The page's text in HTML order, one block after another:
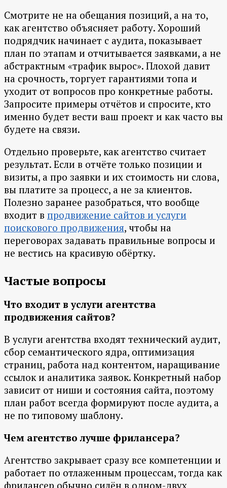
Смотрите не на обещания позиций, а на то,
как агентство объясняет работу. Хороший
подрядчик начинает с аудита, показывает
план по этапам и отчитывается заявками, а не
абстрактным «трафик вырос». Плохой давит
на срочность, торгует гарантиями топа и
уходит от вопросов про конкретные работы.
Запросите примеры отчётов и спросите, кто
именно будет вести ваш проект и как часто вы
будете на связи.
Отдельно проверьте, как агентство считает
результат. Если в отчёте только позиции и
визиты, а про заявки и их стоимость ни слова,
вы платите за процесс, а не за клиентов.
Полезно заранее разобраться, что вообще
входит в продвижение сайтов и услуги
поискового продвижения, чтобы на
переговорах задавать правильные вопросы и
не вестись на красивую обёртку.
Частые вопросы
Что входит в услуги агентства
продвижения сайтов?
В услуги агентства входят технический аудит,
сбор семантического ядра, оптимизация
страниц, работа над контентом, наращивание
ссылок и аналитика заявок. Конкретный набор
зависит от ниши и состояния сайта, поэтому
план работ всегда формируют после аудита, а
не по типовому шаблону.
Чем агентство лучше фрилансера?
Агентство закрывает сразу все компетенции и
работает по отлаженным процессам, тогда как
фрилансер обычно силён в одном-двух